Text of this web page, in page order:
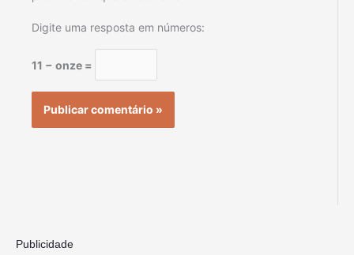
Digite uma resposta em números:
11 − onze =
Publicidade